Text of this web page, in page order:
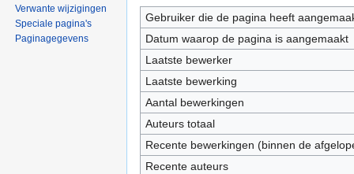
Gebruiker die de pagina heeft
Datum waarop de pagina is aangemaakt
Laatste bewerker
Laatste bewerking
Aantal bewerkingen
Auteurs totaal
Recente bewerkingen (binnen de
Recente auteurs
Verwante wijzigingen
Speciale pagina's
Paginagegevens